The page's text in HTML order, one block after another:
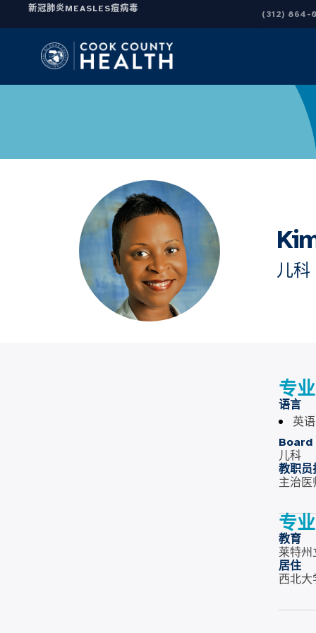
新冠肺炎MEASLES痘病毒
(312) 864-
儿科
专
语言
英语
儿科
教职员
主治医
专
教育
莱特州
居住
西北大